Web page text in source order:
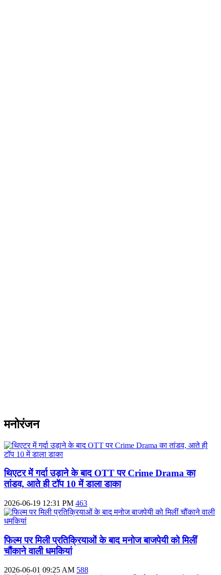
मनोरंजन
थिएटर में गर्दा उड़ाने के बाद OTT पर Crime Drama का
तांडव, आते ही टॉप 10 में डाला डाका
2026-06-19 12:31 PM 463
फिल्म पर मिली प्रतिक्रियाओं के बाद मनोज बाजपेयी को मिलीं
चौंकाने वाली धमकियां
2026-06-01 09:25 AM 588